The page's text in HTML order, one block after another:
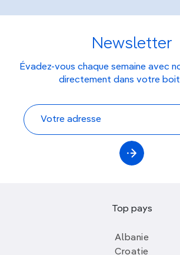
Newsletter
Évadez-vous chaque semaine avec
directement dans votre
Top pays
Albanie
Croatie